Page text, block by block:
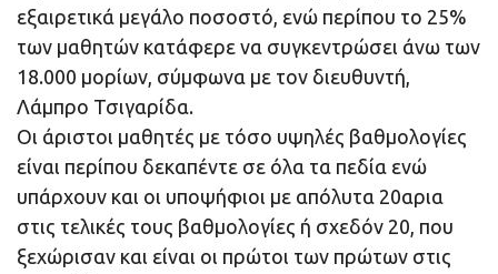
εξαιρετικά μεγάλο ποσοστό, ενώ περίπου το 25%
των μαθητών κατάφερε να συγκεντρώσει άνω των
18.000 μορίων, σύμφωνα με τον διευθυντή,
Λάμπρο Τσιγαρίδα.
Οι άριστοι μαθητές με τόσο υψηλές βαθμολογίες
είναι περίπου δεκαπέντε σε όλα τα πεδία ενώ
υπάρχουν και οι υποψήφιοι με απόλυτα 20αρια
στις τελικές τους βαθμολογίες ή σχεδόν 20, που
ξεχώρισαν και είναι οι πρώτοι των πρώτων στις